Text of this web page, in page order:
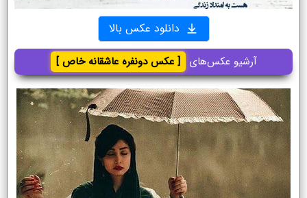
دانلود عکس بالا
آرشیو عکس‌های [ عکس دونفره عاشقانه خاص ]